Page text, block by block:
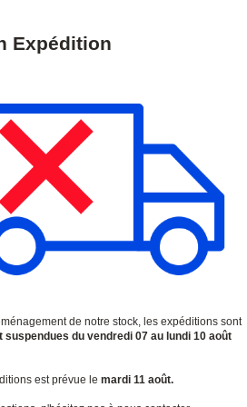
Reprise prévue le mardi 11